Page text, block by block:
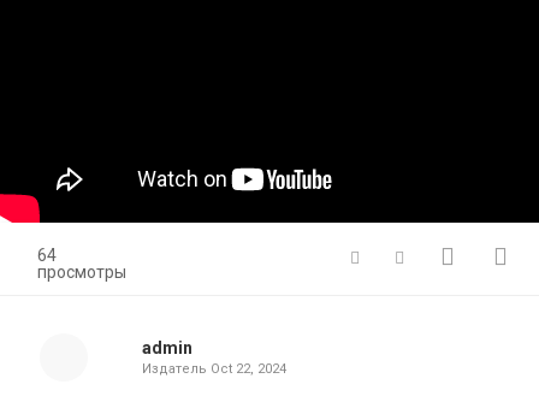
64
просмотры
admin
Издатель Oct 22, 2024